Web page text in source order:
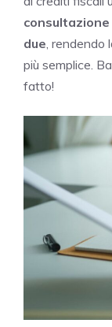
due, rendendo
più semplice.
fatto!